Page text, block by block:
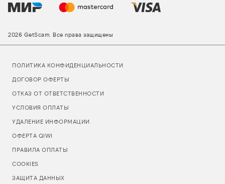
2026 GetScam. Все права защищены
ПОЛИТИКА КОНФИДЕНЦИАЛЬНОСТИ
ДОГОВОР ОФЕРТЫ
ОТКАЗ ОТ ОТВЕТСТВЕННОСТИ
УСЛОВИЯ ОПЛАТЫ
УДАЛЕНИЕ ИНФОРМАЦИИ
ОФЕРТА QIWI
ПРАВИЛА ОПЛАТЫ
COOKIES
ЗАЩИТА ДАННЫХ